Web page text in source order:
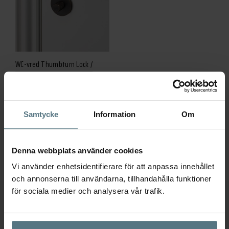
Samtycke Information Om
Denna webbplats använder cookies
Vi använder enhetsidentifierare för att anpassa innehållet
och annonserna till användarna, tillhandahålla funktioner
för sociala medier och analysera vår trafik.
WC-vred Thumbturn Lock /
846krDet
ursprungliga
priset
var:
846 kr.
508
nuvarande
priset
är:
508 kr.